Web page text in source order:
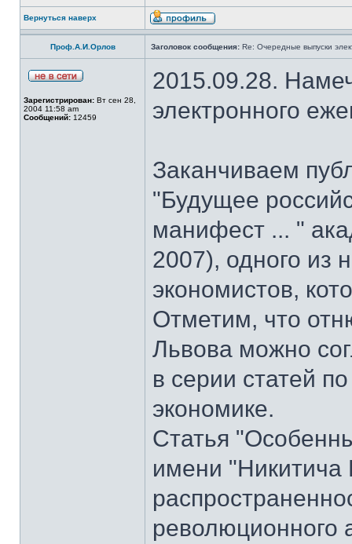
Вернуться наверх
Проф.А.И.Орлов Заголовок сообщения: Re: Очередные выпуски
Зарегистрирован: Вт сен 28,
2004 11:58 am
Сообщений: 12459
2015.09.28.
электронного
Заканчиваем
"Будущее
манифест ... "
2007), одного из
экономистов,
Отметим, что
Львова можно
в серии статей
экономике.
Статья
имени "Никитича
революционного